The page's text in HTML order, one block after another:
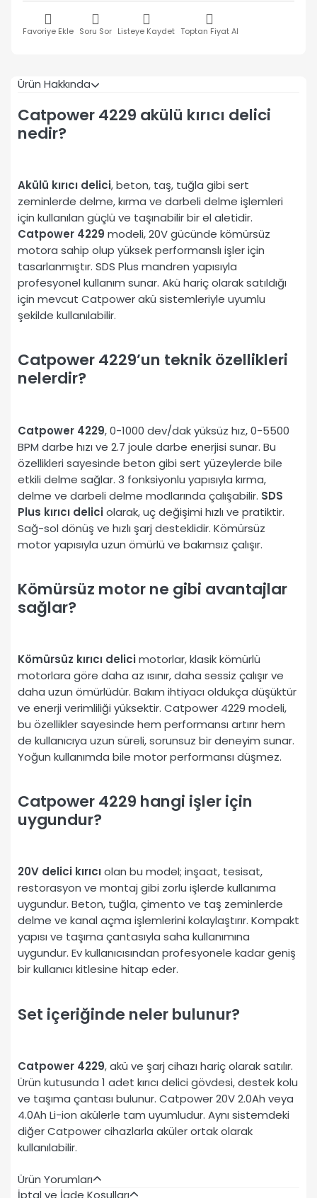
Favoriye Ekle Soru Sor Listeye Kaydet Toptan Fiyat Al
Ürün Hakkında
Catpower 4229 akülü kırıcı delici
nedir?
Akülü kırıcı delici, beton, taş, tuğla gibi sert
zeminlerde delme, kırma ve darbeli delme işlemleri
için kullanılan güçlü ve taşınabilir bir el aletidir.
Catpower 4229 modeli, 20V gücünde kömürsüz
motora sahip olup yüksek performanslı işler için
tasarlanmıştır. SDS Plus mandren yapısıyla
profesyonel kullanım sunar. Akü hariç olarak satıldığı
için mevcut Catpower akü sistemleriyle uyumlu
şekilde kullanılabilir.
Catpower 4229’un teknik özellikleri
nelerdir?
Catpower 4229, 0-1000 dev/dak yüksüz hız, 0-5500
BPM darbe hızı ve 2.7 joule darbe enerjisi sunar. Bu
özellikleri sayesinde beton gibi sert yüzeylerde bile
etkili delme sağlar. 3 fonksiyonlu yapısıyla kırma,
delme ve darbeli delme modlarında çalışabilir. SDS
Plus kırıcı deliciolarak, uç değişimi hızlı ve pratiktir.
Sağ-sol dönüş ve hızlı şarj desteklidir. Kömürsüz
motor yapısıyla uzun ömürlü ve bakımsız çalışır.
Kömürsüz motor ne gibi avantajlar
sağlar?
Kömürsüz kırıcı delicimotorlar, klasik kömürlü
motorlara göre daha az ısınır, daha sessiz çalışır ve
daha uzun ömürlüdür. Bakım ihtiyacı oldukça düşüktür
ve enerji verimliliği yüksektir. Catpower 4229 modeli,
bu özellikler sayesinde hem performansı artırır hem
de kullanıcıya uzun süreli, sorunsuz bir deneyim sunar.
Yoğun kullanımda bile motor performansı düşmez.
Catpower 4229 hangi işler için
uygundur?
20V delici kırıcıolan bu model; inşaat, tesisat,
restorasyon ve montaj gibi zorlu işlerde kullanıma
uygundur. Beton, tuğla, çimento ve taş zeminlerde
delme ve kanal açma işlemlerini kolaylaştırır. Kompakt
yapısı ve taşıma çantasıyla saha kullanımına
uygundur. Ev kullanıcısından profesyonele kadar geniş
bir kullanıcı kitlesine hitap eder.
Set içeriğinde neler bulunur?
Catpower 4229, akü ve şarj cihazı hariç olarak satılır.
Ürün kutusunda 1 adet kırıcı delici gövdesi, destek kolu
ve taşıma çantası bulunur. Catpower 20V 2.0Ah veya
4.0Ah Li-ion akülerle tam uyumludur. Aynı sistemdeki
diğer Catpower cihazlarla aküler ortak olarak
kullanılabilir.
Ürün Yorumları
İptal ve İade Koşulları